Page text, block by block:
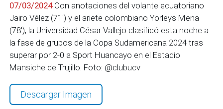
07/03/2024Con anotaciones del volante ecuatoriano
Jairo Vélez (71') y el ariete colombiano Yorleys Mena
(78'), la Universidad César Vallejo clasificó esta noche a
la fase de grupos de la Copa Sudamericana 2024 tras
superar por 2-0 a Sport Huancayo en el Estadio
Mansiche de Trujillo. Foto: @clubucv
Descargar Imagen